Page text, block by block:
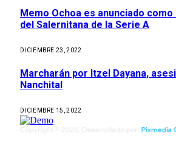
Memo Ochoa es anunciado
del Salernitana de la Serie A
DICIEMBRE 23, 2022
Marcharán por Itzel Dayana,
Nanchital
DICIEMBRE 15, 2022